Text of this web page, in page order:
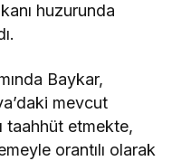
huzurunda
Baykar,
mevcut
taahhüt etmekte,
orantılı olarak